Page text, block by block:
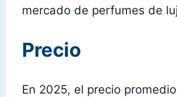
mercado de perfumes de
Precio
En 2025, el precio